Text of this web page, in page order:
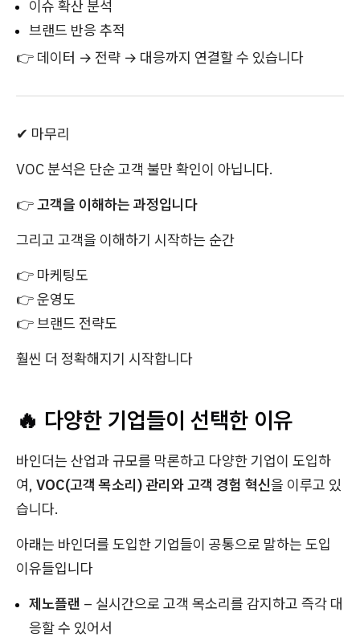
이슈 확산 분석
브랜드 반응 추적
👉 데이터 → 전략 → 대응까지 연결할 수 있습니다
✔ 마무리
VOC 분석은 단순 고객 불만 확인이 아닙니다.
👉고객을 이해하는 과정입니다
그리고 고객을 이해하기 시작하는 순간
👉 마케팅도
👉 운영도
👉 브랜드 전략도
훨씬 더 정확해지기 시작합니다
🔥 다양한 기업들이 선택한 이유
바인더는 산업과 규모를 막론하고 다양한 기업이 도입하
여, VOC(고객 목소리) 관리와 고객 경험 혁신을 이루고 있
습니다.
아래는 바인더를 도입한 기업들이 공통으로 말하는 도입
이유들입니다
제노플랜 – 실시간으로 고객 목소리를 감지하고 즉각 대
응할 수 있어서